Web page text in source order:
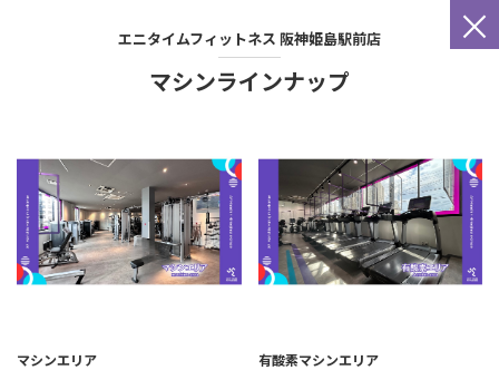
×
エニタイムフィットネス 阪神姫島駅前店
マシンラインナップ
マシンエリア 有酸素マシンエリア